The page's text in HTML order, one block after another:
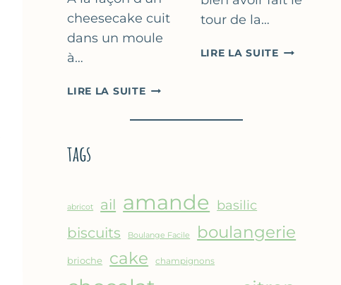
cheesecake cuit
dans un moule
à…
LIRE LA SUITETERRINE
YAOURT
&
ROUGES
tour de la…
LIRE LA SUITEASPERGES
tags
abricot ail amande basilic
biscuits Boulange Facile boulangerie
brioche cake champignons